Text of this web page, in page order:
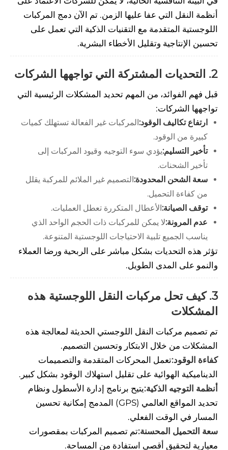
أنظمة النقل التي عفا عليها الزمن. تم الآن دمج المركبات
اللوجستية المتقدمة مع التقنيات الذكية التي تعمل على
تحسين الإنتاجية وتقليل الأخطاء البشرية.
2. التحديات المشتركة التي تواجهها الشركات
قبل فهم الفوائد، من المهم تحديد المشكلات الرئيسية التي
تواجهها الشركات:
ارتفاع تكاليف الوقود: المركبات غير الفعالة تستهلك كميات
كبيرة من الوقود.
تأخير التسليم:يؤدي سوء التوجيه وقيود المركبات إلى
تأخير الشحنات.
سعة الشحن المحدودة: التصميم غير الملائم للمركبة يقلل
من كفاءة التحميل.
توقف الصيانة: الأعطال المتكررة تعطل العمليات.
عدم المرونة:لا يمكن للمركبات ذات الحجم الواحد الذي
يناسب الجميع تلبية الاحتياجات اللوجستية المتنوعة.
تؤثر هذه التحديات بشكل مباشر على الربحية ورضا العملاء
والنمو على المدى الطويل.
3. كيف تحل مركبات النقل اللوجستية هذه
المشكلات
تم تصميم مركبات النقل اللوجستي الحديثة لمعالجة هذه
المشكلات من خلال الابتكار وتحسين التصميم.
كفاءة الوقود:تعمل المحركات المتقدمة والتصميمات
الديناميكية الهوائية على تقليل استهلاك الوقود بشكل كبير.
أنظمة التوجيه الذكية:يتيح برنامج إدارة الأسطول ونظام
تحديد المواقع العالمي (GPS) المدمج إمكانية تحسين
المسار في الوقت الفعلي.
سعة التحميل المحسنة:تم تصميم المركبات بمقصورات
معيارية لتحقيق أقصى استفادة من المساحة.